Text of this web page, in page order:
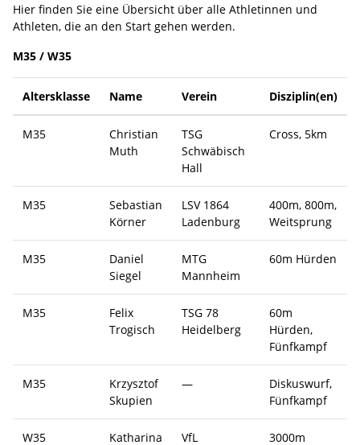
Hier finden Sie eine Übersicht über alle Athletinnen und
Athleten, die an den Start gehen werden.
M35 / W35
Altersklasse Name Verein Disziplin(en)
M35
Christian
Muth
TSG
Schwäbisch
Hall
Cross, 5km
M35
Sebastian
Körner
LSV 1864
Ladenburg
400m, 800m,
Weitsprung
M35
Daniel
Siegel
MTG
Mannheim
60m Hürden
M35
Felix
Trogisch
TSG 78
Heidelberg
60m
Hürden,
Fünfkampf
M35
Krzysztof
Skupien
—
Diskuswurf,
Fünfkampf
W35
Katharina
VfL
3000m